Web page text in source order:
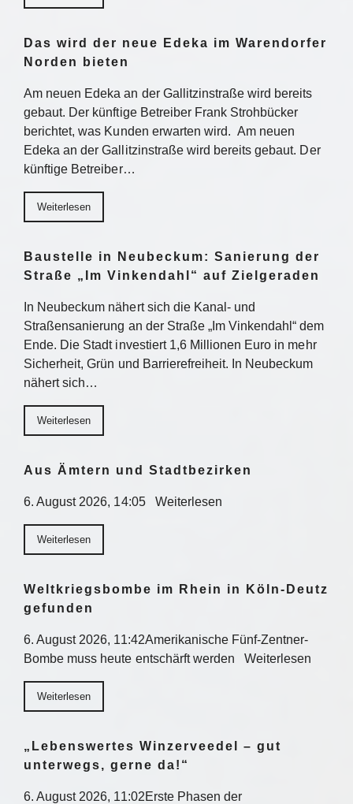
Das wird der neue Edeka im Warendorfer
Norden bieten
Am neuen Edeka an der Gallitzinstraße wird bereits
gebaut. Der künftige Betreiber Frank Strohbücker
berichtet, was Kunden erwarten wird. Am neuen
Edeka an der Gallitzinstraße wird bereits gebaut. Der
künftige Betreiber…
Weiterlesen
Baustelle in Neubeckum: Sanierung der
Straße „Im Vinkendahl“ auf Zielgeraden
In Neubeckum nähert sich die Kanal- und
Straßensanierung an der Straße „Im Vinkendahl“ dem
Ende. Die Stadt investiert 1,6 Millionen Euro in mehr
Sicherheit, Grün und Barrierefreiheit. In Neubeckum
nähert sich…
Weiterlesen
Aus Ämtern und Stadtbezirken
6. August 2026, 14:05 Weiterlesen
Weiterlesen
Weltkriegsbombe im Rhein in Köln-Deutz
gefunden
6. August 2026, 11:42Amerikanische Fünf-Zentner-
Bombe muss heute entschärft werden Weiterlesen
Weiterlesen
„Lebenswertes Winzerveedel – gut
unterwegs, gerne da!“
6. August 2026, 11:02Erste Phasen der